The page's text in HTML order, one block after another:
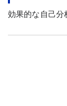
効果的な自己分